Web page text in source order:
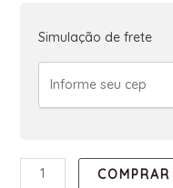
Simulação de frete
COMPRAR